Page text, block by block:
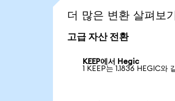
더 많은 변환 살펴보
고급 자산 전환
KEEP에서 Hegic
1 KEEP는 1.1836 HEGIC와